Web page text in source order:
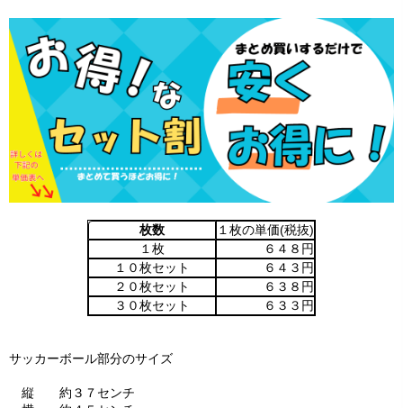
枚数
１枚の単価(税抜)
１枚
６４８円
１０枚セット
６４３円
２０枚セット
６３８円
３０枚セット
６３３円
サッカーボール部分のサイズ
縦 約３７センチ